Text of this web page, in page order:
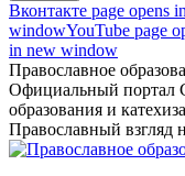
Вконтакте page opens
windowYouTube page
in new window
Православное
Официальный портал
образования и
Православный взгляд